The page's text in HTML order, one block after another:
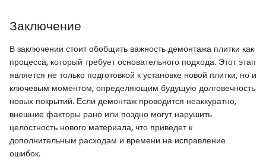
Заключение
В заключении стоит обобщить важность демонтажа плитки как
процесса, который требует основательного подхода. Этот этап
является не только подготовкой к установке новой плитки, но и
ключевым моментом, определяющим будущую долговечность
новых покрытий. Если демонтаж проводится неаккуратно,
внешние факторы рано или поздно могут нарушить
целостность нового материала, что приведет к
дополнительным расходам и времени на исправление
ошибок.